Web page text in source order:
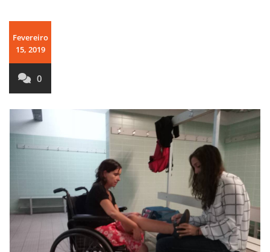
Fevereiro
15, 2019
0